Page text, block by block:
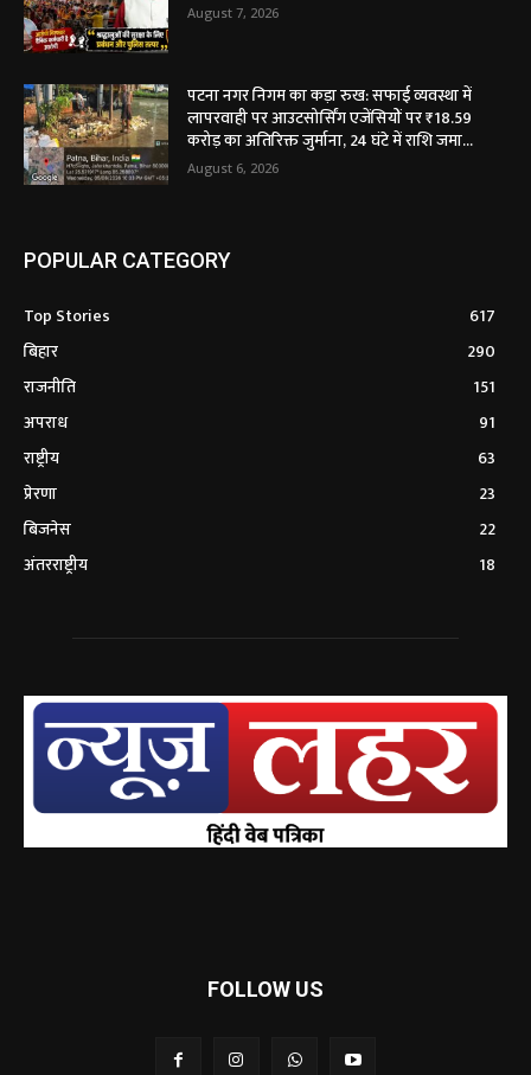
August 7, 2026
पटना नगर निगम का कड़ा रुख: सफाई व्यवस्था में
लापरवाही पर आउटसोर्सिंग एजेंसियों पर ₹18.59
करोड़ का अतिरिक्त जुर्माना, 24 घंटे में राशि जमा...
August 6, 2026
POPULAR CATEGORY
Top Stories
617
बिहार
290
राजनीति
151
अपराध
91
राष्ट्रीय
63
प्रेरणा
23
बिजनेस
22
अंतरराष्ट्रीय
18
FOLLOW US